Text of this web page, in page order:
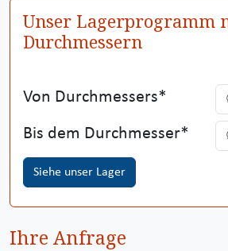
Unser Lagerprogramm
Durchmessern
Von Durchmessers
Bis dem Durchmesser
Siehe unser Lager
Ihre Anfrage